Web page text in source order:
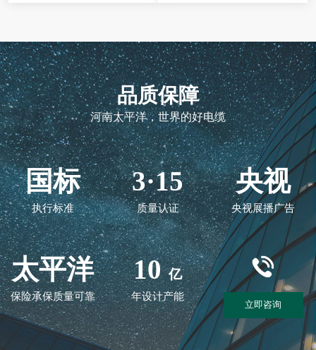
品质保障
河南太平洋，世界的好电缆
国标
执行标准
3·15
质量认证
央视
央视展播广告
太平洋
保险承保质量可靠
10 亿
年设计产能
立即咨询